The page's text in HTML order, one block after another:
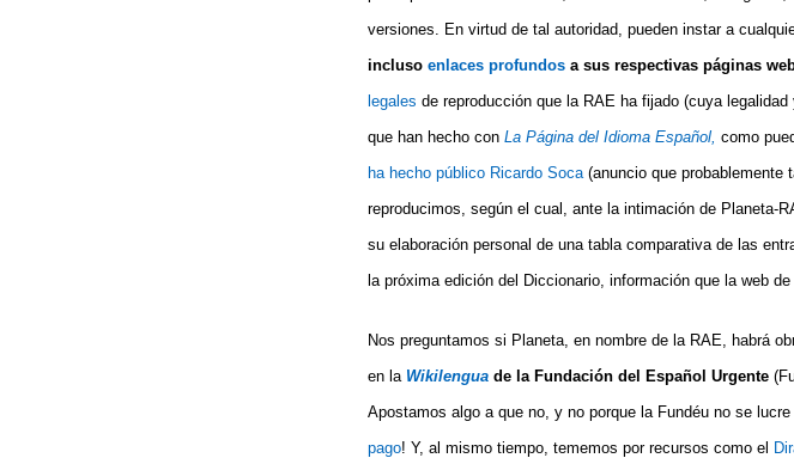
versiones. En virtud de tal autoridad, pueden instar a
incluso enlaces profundos a sus respectivas páginas
legales de reproducción que la RAE ha fijado (cuya
que han hecho con La Página del Idioma Español, como
ha hecho público Ricardo Soca (anuncio que probablemente
reproducimos, según el cual, ante la intimación de Planeta-
su elaboración personal de una tabla comparativa de las
la próxima edición del Diccionario, información que la web
Nos preguntamos si Planeta, en nombre de la RAE, habrá
en la Wikilengua de la Fundación del Español Urgente
Apostamos algo a que no, y no porque la Fundéu no se
pago! Y, al mismo tiempo, tememos por recursos como el